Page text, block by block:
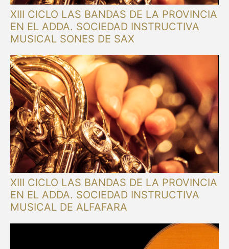
XIII CICLO LAS BANDAS DE LA PROVINCIA
EN EL ADDA. SOCIEDAD INSTRUCTIVA
MUSICAL SONES DE SAX
XIII CICLO LAS BANDAS DE LA PROVINCIA
EN EL ADDA. SOCIEDAD INSTRUCTIVA
MUSICAL DE ALFAFARA